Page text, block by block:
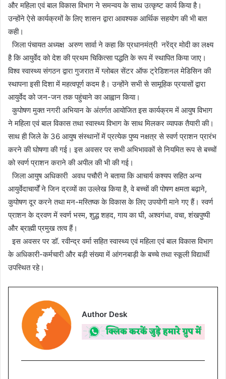
और महिला एवं बाल विकास विभाग ने समन्वय के साथ उत्कृष्ट कार्य किया है।
उन्होंने ऐसे कार्यक्रमों के लिए शासन द्वारा आवश्यक आर्थिक सहयोग की भी बात
कही।
जिला पंचायत अध्यक्ष अरुण सार्वा ने कहा कि प्रधानमंत्री नरेंद्र मोदी का लक्ष्य
है कि आयुर्वेद को देश की प्रथम चिकित्सा पद्धति के रूप में स्थापित किया जाए।
विश्व स्वास्थ्य संगठन द्वारा गुजरात में ग्लोबल सेंटर ऑफ ट्रेडिशनल मेडिसिन की
स्थापना इसी दिशा में महत्वपूर्ण कदम है। उन्होंने सभी से सामूहिक प्रयासों द्वारा
आयुर्वेद को जन-जन तक पहुंचाने का आह्वान किया।
कुपोषण मुक्त नगरी अभियान के अंतर्गत आयोजित इस कार्यक्रम में आयुष विभाग
ने महिला एवं बाल विकास तथा स्वास्थ्य विभाग के साथ मिलकर व्यापक तैयारी की।
साथ ही जिले के 36 आयुष संस्थानों में प्रत्येक पुष्य नक्षत्र से स्वर्ण प्राशन प्रारंभ
करने की घोषणा की गई। इस अवसर पर सभी अभिभावकों से नियमित रूप से बच्चों
को स्वर्ण प्राशन कराने की अपील की भी की गई।
जिला आयुष अधिकारी अवध पचौरी ने बताया कि आचार्य कश्यप सहित अन्य
आयुर्वेदाचार्यों ने जिन द्रव्यों का उल्लेख किया है, वे बच्चों की पोषण क्षमता बढ़ाने,
कुपोषण दूर करने तथा मन-मस्तिष्क के विकास के लिए उपयोगी माने गए हैं। स्वर्ण
प्राशन के द्रवण में स्वर्ण भस्म, शुद्ध शहद, गाय का घी, अश्वगंधा, वचा, शंखपुष्पी
और ब्राह्मी प्रमुख तत्व हैं।
इस अवसर पर डॉ. रवीन्द्र वर्मा सहित स्वास्थ्य एवं महिला एवं बाल विकास विभाग
के अधिकारी-कर्मचारी और बड़ी संख्या में आंगनबाड़ी के बच्चे तथा स्कूली विद्यार्थी
उपस्थित रहे।
Author Desk